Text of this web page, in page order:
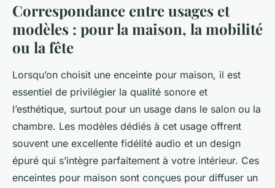
Correspondance entre usages et
modèles : pour la maison, la mobilité
ou la fête
Lorsqu’on choisit une enceinte pour maison, il est
essentiel de privilégier la qualité sonore et
l’esthétique, surtout pour un usage dans le salon ou la
chambre. Les modèles dédiés à cet usage offrent
souvent une excellente fidélité audio et un design
épuré qui s’intègre parfaitement à votre intérieur. Ces
enceintes pour maison sont conçues pour diffuser un